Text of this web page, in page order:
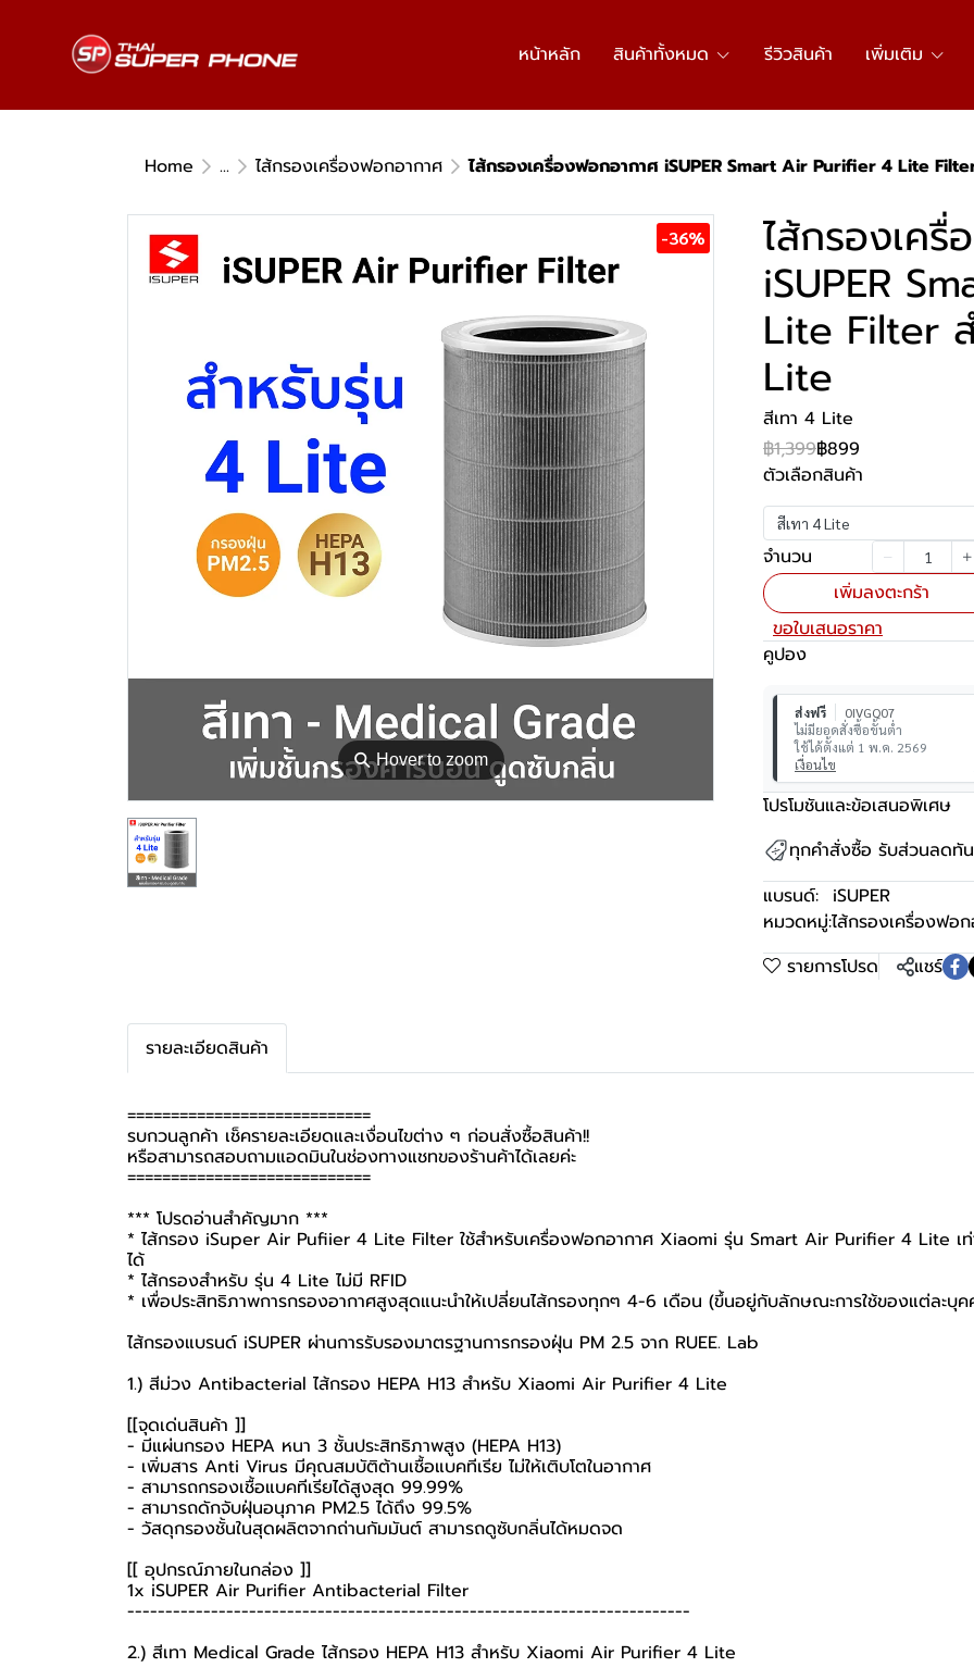
หน้าหลัก สินค้าทั้งหมด รีวิวสินค้า เพิ่มเติม
Home ... ไส้กรองเครื่องฟอกอากาศ ไส้กรองเครื่องฟอกอากาศ iSUPER Smart Air Purifier 4 Lite
⚲Hover to zoom
-36% ไส้กรองเค
iSUPER
Lite Filter
Lite
สีเทา 4 Lite
฿1,399฿899
ตัวเลือกสินค้า
สีเทา 4 Lite
จำนวน
เพิ่มลงตะกร้า
ขอใบเสนอราคา
คูปอง
ส่งฟรี
0IVGQ07
ไม่มียอดสั่งซื้อขั้นต่ำ
ใช้ได้ตั้งแต่ 1 พ.ค. 2569
เงื่อนไข
โปรโมชันและข้อเสนอพิเศษ
ทุกคำสั่งซื้อ รับส่วนลดทั
แบรนด์: iSUPER
หมวดหมู่:ไส้กรองเครื่องฟอ
รายการโปรด
แชร์
รายละเอียดสินค้า
============================
รบกวนลูกค้า เช็ครายละเอียดและเงื่อนไขต่าง ๆ ก่อนสั่งซื้อสินค้า!!
หรือสามารถสอบถามแอดมินในช่องทางแชทของร้านค้าได้เลยค่ะ
============================
*** โปรดอ่านสำคัญมาก ***
* ไส้กรอง iSuper Air Pufiier 4 Lite Filter ใช้สำหรับเครื่องฟอกอากาศ Xiaomi รุ่น Smart Air Purifier 4 Lite เท่
ได้
* ไส้กรองสำหรับ รุ่น 4 Lite ไม่มี RFID
* เพื่อประสิทธิภาพการกรองอากาศสูงสุดแนะนำให้เปลี่ยนไส้กรองทุกๆ 4-6 เดือน (ขึ้นอยู่กับลักษณะการใช้ของแต่ละบุ
ไส้กรองแบรนด์ iSUPER ผ่านการรับรองมาตรฐานการกรองฝุ่น PM 2.5 จาก RUEE. Lab
1.) สีม่วง Antibacterial ไส้กรอง HEPA H13 สำหรับ Xiaomi Air Purifier 4 Lite
[[จุดเด่นสินค้า ]]
- มีแผ่นกรอง HEPA หนา 3 ชั้นประสิทธิภาพสูง (HEPA H13)
- เพิ่มสาร Anti Virus มีคุณสมบัติต้านเชื้อแบคทีเรีย ไม่ให้เติบโตในอากาศ
- สามารถกรองเชื้อแบคทีเรียได้สูงสุด 99.99%
- สามารถดักจับฝุ่นอนุภาค PM2.5 ได้ถึง 99.5%
- วัสดุกรองชั้นในสุดผลิตจากถ่านกัมมันต์ สามารถดูซับกลิ่นได้หมดจด
[[ อุปกรณ์ภายในกล่อง ]]
1x iSUPER Air Purifier Antibacterial Filter
--------------------------------------------------------------------------
2.) สีเทา Medical Grade ไส้กรอง HEPA H13 สำหรับ Xiaomi Air Purifier 4 Lite